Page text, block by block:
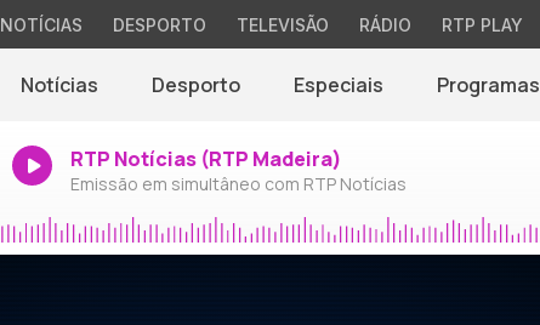
NOTÍCIAS DESPORTO TELEVISÃO RÁDIO RTP PLAY
Notícias Desporto Especiais Programas
RTP Notícias (RTP Madeira)
Emissão em simultâneo com RTP Notícias